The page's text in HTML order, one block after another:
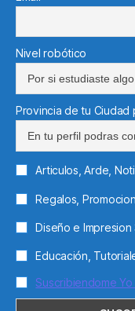
Nivel robótico
Provincia de tu Ciudad
Articulos, Arde,
Regalos,
Diseño e Impresion
Educación,
Suscribiendome